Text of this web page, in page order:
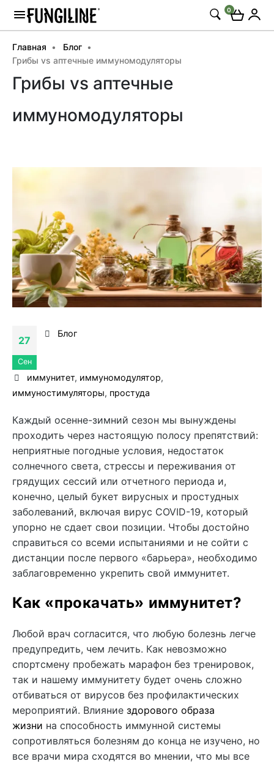
0
Главная
Блог
Грибы vs аптечные иммуномодуляторы
Грибы vs аптечные
иммуномодуляторы
27
Сен
Блог
иммунитет, иммуномодулятор,
иммуностимуляторы, простуда
Каждый осенне-зимний сезон мы вынуждены
проходить через настоящую полосу препятствий:
неприятные погодные условия, недостаток
солнечного света, стрессы и переживания от
грядущих сессий или отчетного периода и,
конечно, целый букет вирусных и простудных
заболеваний, включая вирус COVID-19, который
упорно не сдает свои позиции. Чтобы достойно
справиться со всеми испытаниями и не сойти с
дистанции после первого «барьера», необходимо
заблаговременно укрепить свой иммунитет.
Как «прокачать» иммунитет?
Любой врач согласится, что любую болезнь легче
предупредить, чем лечить. Как невозможно
спортсмену пробежать марафон без тренировок,
так и нашему иммунитету будет очень сложно
отбиваться от вирусов без профилактических
мероприятий. Влияние здорового образа
жизни на способность иммунной системы
сопротивляться болезням до конца не изучено, но
все врачи мира сходятся во мнении, что мы все